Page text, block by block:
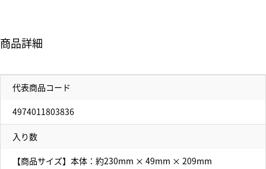
商品詳細
代表商品コード
4974011803836
入り数
【商品サイズ】本体：約230mm × 49mm × 209mm